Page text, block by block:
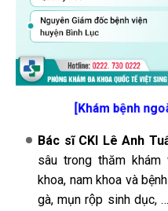
[Khám bệnh
Bác sĩ CKI Lê Anh
sâu trong thăm
khoa, nam khoa và
gà, mụn rộp sinh dục,